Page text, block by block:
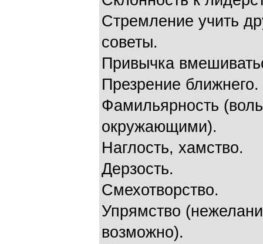
Стремление учить
советы.
Привычка
Презрение ближнего.
Фамильярность
окружающими).
Наглость, хамство.
Дерзость.
Смехотворство.
Упрямство
возможно).